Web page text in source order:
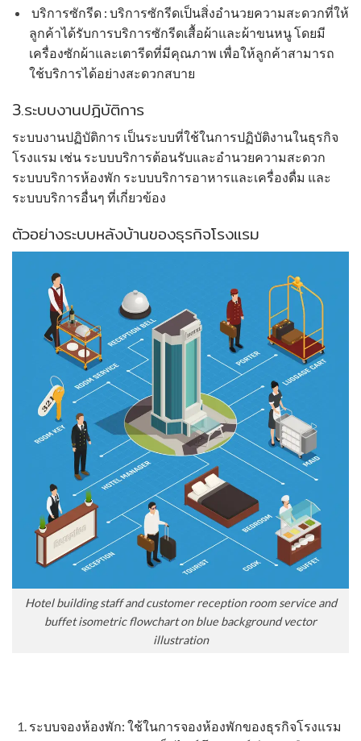
บริการซักรีด : บริการซักรีดเป็นสิ่งอำนวยความสะดวกที่ให้
ลูกค้าได้รับการบริการซักรีดเสื้อผ้าและผ้าขนหนู โดยมี
เครื่องซักผ้าและเตารีดที่มีคุณภาพ เพื่อให้ลูกค้าสามารถ
ใช้บริการได้อย่างสะดวกสบาย
3.ระบบงานปฎิบัติการ
ระบบงานปฏิบัติการ เป็นระบบที่ใช้ในการปฏิบัติงานในธุรกิจ
โรงแรม เช่น ระบบบริการต้อนรับและอำนวยความสะดวก
ระบบบริการห้องพัก ระบบบริการอาหารและเครื่องดื่ม และ
ระบบบริการอื่นๆ ที่เกี่ยวข้อง
ตัวอย่างระบบหลังบ้านของธุรกิจโรงแรม
Hotel building staff and customer reception room service and
buffet isometric flowchart on blue background vector
illustration
ระบบจองห้องพัก: ใช้ในการจองห้องพักของธุรกิจโรงแรม